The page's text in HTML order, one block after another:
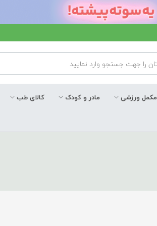
مکمل ورزشی مادر و کودک کالای طب